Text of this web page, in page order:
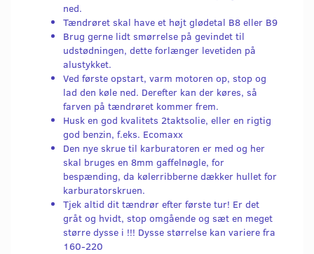
ned.
Tændrøret skal have et højt glødetal B8 eller B9
Brug gerne lidt smørrelse på gevindet til
udstødningen, dette forlænger levetiden på
alustykket.
Ved første opstart, varm motoren op, stop og
lad den køle ned. Derefter kan der køres, så
farven på tændrøret kommer frem.
Husk en god kvalitets 2taktsolie, eller en rigtig
god benzin, f.eks. Ecomaxx
Den nye skrue til karburatoren er med og her
skal bruges en 8mm gaffelnøgle, for
bespænding, da kølerribberne dækker hullet for
karburatorskruen.
Tjek altid dit tændrør efter første tur! Er det
gråt og hvidt, stop omgående og sæt en meget
større dysse i !!! Dysse størrelse kan variere fra
160-220